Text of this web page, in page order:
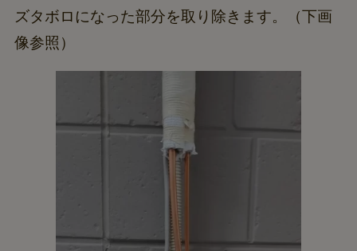
ズタボロになった部分を取り除きます。（下画
像参照）